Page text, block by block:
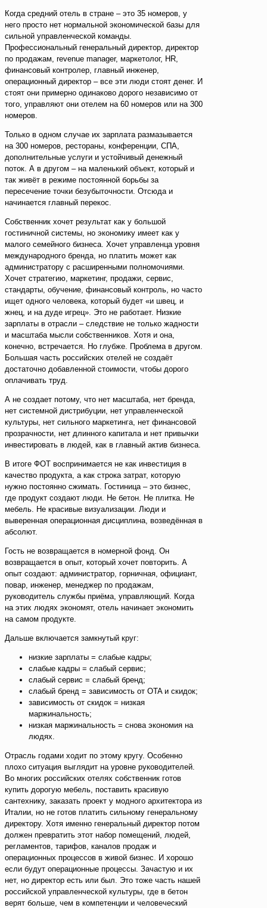
Когда средний отель в стране – это 35 номеров, у
него просто нет нормальной экономической базы для
сильной управленческой команды.
Профессиональный генеральный директор, директор
по продажам, revenue manager, маркетолог, HR,
финансовый контролер, главный инженер,
операционный директор – все эти люди стоят денег. И
стоят они примерно одинаково дорого независимо от
того, управляют они отелем на 60 номеров или на 300
номеров.
Только в одном случае их зарплата размазывается
на 300 номеров, рестораны, конференции, СПА,
дополнительные услуги и устойчивый денежный
поток. А в другом – на маленький объект, который и
так живёт в режиме постоянной борьбы за
пересечение точки безубыточности. Отсюда и
начинается главный перекос.
Собственник хочет результат как у большой
гостиничной системы, но экономику имеет как у
малого семейного бизнеса. Хочет управленца уровня
международного бренда, но платить может как
администратору с расширенными полномочиями.
Хочет стратегию, маркетинг, продажи, сервис,
стандарты, обучение, финансовый контроль, но часто
ищет одного человека, который будет «и швец, и
жнец, и на дуде игрец». Это не работает. Низкие
зарплаты в отрасли – следствие не только жадности
и масштаба мысли собственников. Хотя и она,
конечно, встречается. Но глубже. Проблема в другом.
Большая часть российских отелей не создаёт
достаточно добавленной стоимости, чтобы дорого
оплачивать труд.
А не создает потому, что нет масштаба, нет бренда,
нет системной дистрибуции, нет управленческой
культуры, нет сильного маркетинга, нет финансовой
прозрачности, нет длинного капитала и нет привычки
инвестировать в людей, как в главный актив бизнеса.
В итоге ФОТ воспринимается не как инвестиция в
качество продукта, а как строка затрат, которую
нужно постоянно сжимать. Гостиница – это бизнес,
где продукт создают люди. Не бетон. Не плитка. Не
мебель. Не красивые визуализации. Люди и
выверенная операционная дисциплина, возведённая в
абсолют.
Гость не возвращается в номерной фонд. Он
возвращается в опыт, который хочет повторить. А
опыт создают: администратор, горничная, официант,
повар, инженер, менеджер по продажам,
руководитель службы приёма, управляющий. Когда
на этих людях экономят, отель начинает экономить
на самом продукте.
Дальше включается замкнутый круг:
низкие зарплаты = слабые кадры;
слабые кадры = слабый сервис;
слабый сервис = слабый бренд;
слабый бренд = зависимость от OTA и скидок;
зависимость от скидок = низкая
маржинальность;
низкая маржинальность = снова экономия на
людях.
Отрасль годами ходит по этому кругу. Особенно
плохо ситуация выглядит на уровне руководителей.
Во многих российских отелях собственник готов
купить дорогую мебель, поставить красивую
сантехнику, заказать проект у модного архитектора из
Италии, но не готов платить сильному генеральному
директору. Хотя именно генеральный директор потом
должен превратить этот набор помещений, людей,
регламентов, тарифов, каналов продаж и
операционных процессов в живой бизнес. И хорошо
если будут операционные процессы. Зачастую и их
нет, но директор есть или был. Это тоже часть нашей
российской управленческой культуры, где в бетон
верят больше, чем в компетенции и человеческий